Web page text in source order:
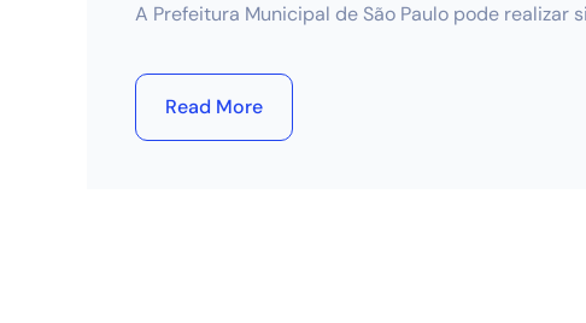
A Prefeitura Municipal de São Paulo pode
Read More